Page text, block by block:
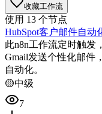
收藏工作流
使用 13 个节点
HubSpot客户邮件自动
此n8n工作流定时触发
Gmail发送个性化邮件
自动化。
🟡中级
7